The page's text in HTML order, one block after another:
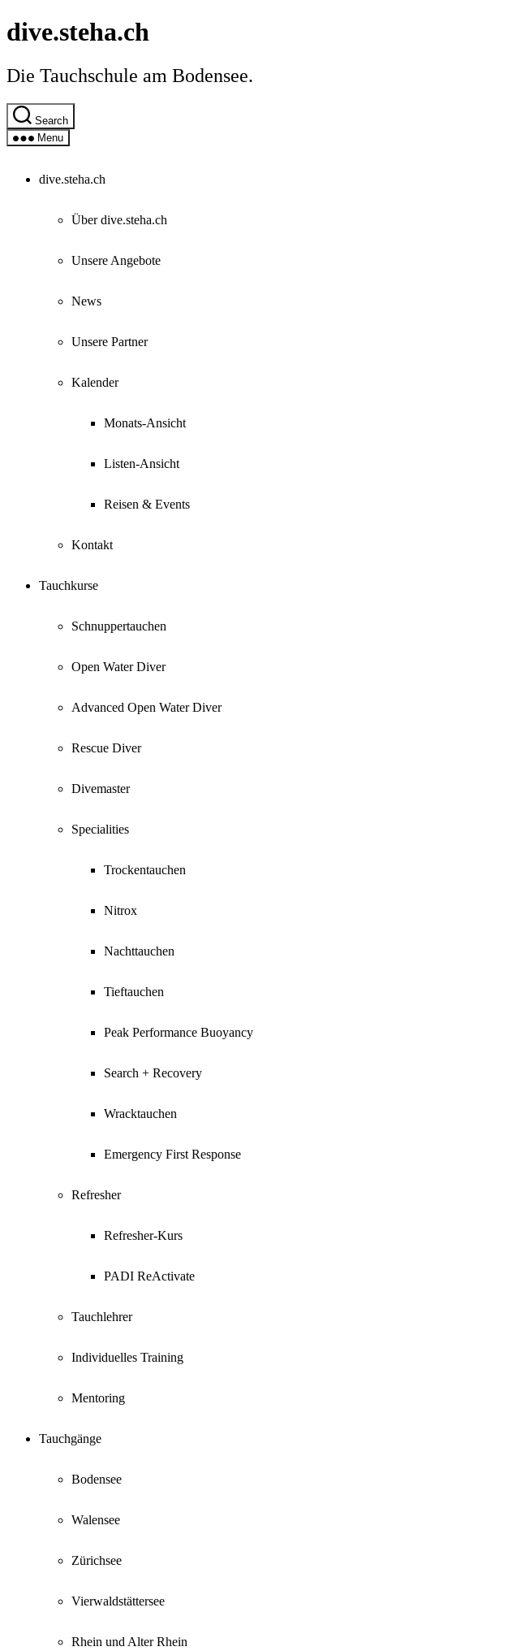
Skip
to
content
dive.steha.ch
Die Tauchschule am Bodensee.
Search
Menu
dive.steha.ch
Über dive.steha.ch
Unsere Angebote
News
Unsere Partner
Kalender
Monats-Ansicht
Listen-Ansicht
Reisen & Events
Kontakt
Tauchkurse
Schnuppertauchen
Open Water Diver
Advanced Open Water Diver
Rescue Diver
Divemaster
Specialities
Trockentauchen
Nitrox
Nachttauchen
Tieftauchen
Peak Performance Buoyancy
Search + Recovery
Wracktauchen
Emergency First Response
Refresher
Refresher-Kurs
PADI ReActivate
Tauchlehrer
Individuelles Training
Mentoring
Tauchgänge
Bodensee
Walensee
Zürichsee
Vierwaldstättersee
Rhein und Alter Rhein